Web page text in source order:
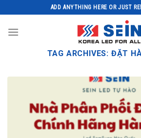
to
content
ADD ANYTHING HERE OR JUST
TAG ARCHIVES: ĐẶT